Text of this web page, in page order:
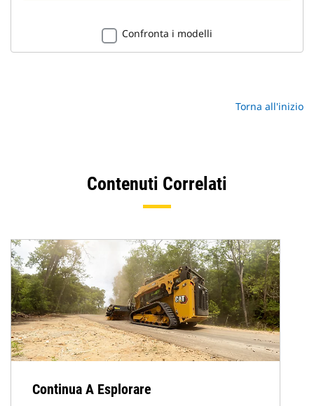
Confronta i modelli
Torna all'inizio
Contenuti Correlati
Continua A Esplorare